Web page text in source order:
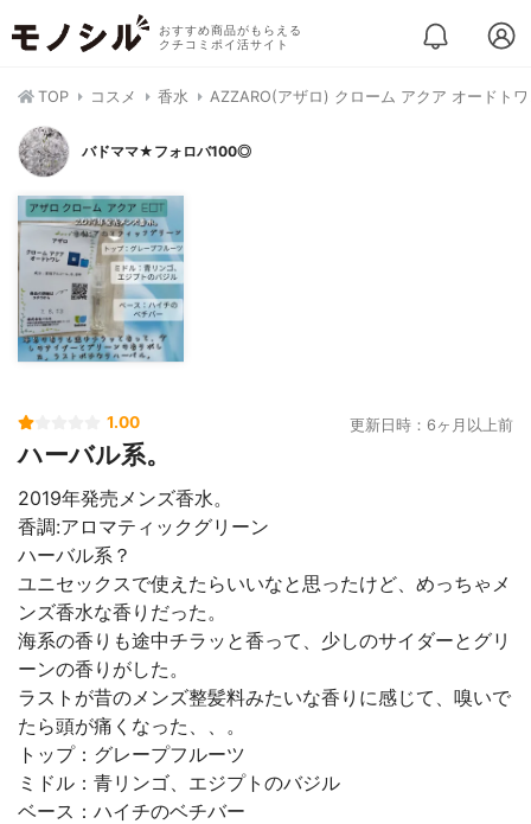
おすすめ商品がもらえる
クチコミポイ活サイト
TOP コスメ 香水 AZZARO(アザロ) クローム アクア オードト
バドママ★フォロバ100◎
1.00 更新日時：6ヶ月以上前
ハーバル系。
2019年発売メンズ香水。
香調:アロマティックグリーン
ハーバル系？
ユニセックスで使えたらいいなと思ったけど、めっちゃメ
ンズ香水な香りだった。
海系の香りも途中チラッと香って、少しのサイダーとグリ
ーンの香りがした。
ラストが昔のメンズ整髪料みたいな香りに感じて、嗅いで
たら頭が痛くなった、、。
トップ：グレープフルーツ
ミドル：青リンゴ、エジプトのバジル
ベース：ハイチのベチバー